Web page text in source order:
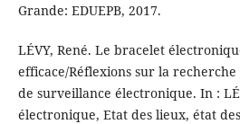
Grande: EDUEPB, 2017.
LÉVY, René. Le bracelet
efficace/Réflexions sur la
de surveillance électronique. In :
électronique, Etat des lieux, état